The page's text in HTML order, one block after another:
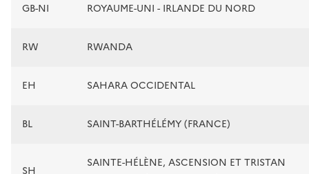
GB-NI ROYAUME-UNI - IRLANDE DU NORD
RW RWANDA
EH SAHARA OCCIDENTAL
BL SAINT-BARTHÉLÉMY (FRANCE)
SH
SAINTE-HÉLÈNE, ASCENSION ET TRISTAN